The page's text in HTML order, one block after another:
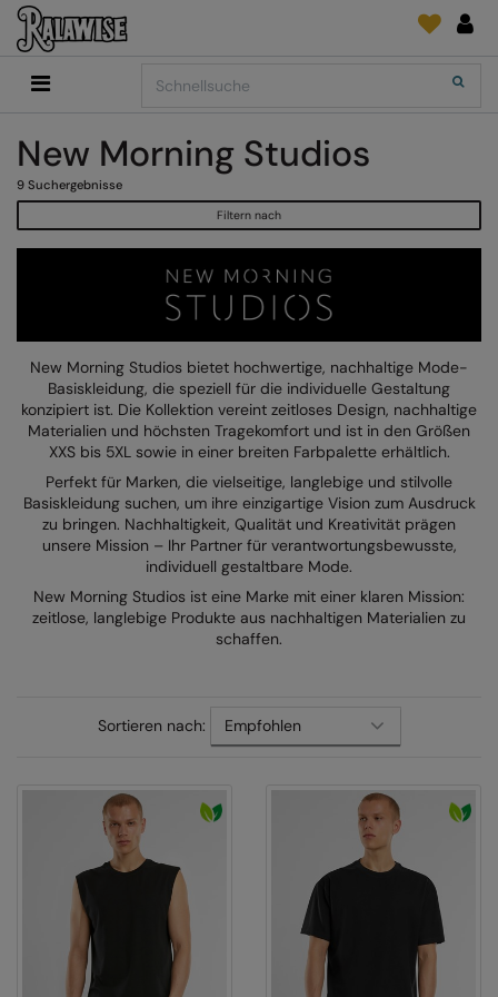
Back
FÜR DIESE SAISON
Druck- und Stickmaterial
Back
Add It On
Adidas
Anthem
AWDis Academy
AWDis Ecologie
AWDis Just Cool
AWDis Just Hoods
AWDis Just Polo's
AWDis Just T's
Bella+Canvas
Build Your Brand
Build Your Brand Basic
Build Your Brandit
Callaway
Back
Anthem
ARTG
Asquith & Fox
AWDis Just Hoods
B&C Collection
Babybugz
Bagbase
Beechfield
Craghoppers
Larkwood
Back Back
Digital Druck
Sticken
Transferpapiere
Marken
Back
Everyday Essentials
Madeira
RalaFlock
RalaJet
RalaMugs
Ready Range
Resolute Ink
Transfers
Back
SENDUNGSVERFOLGUNG
ANFRAGEN
NEWS
New Morning Studios
9 Suchergebnisse
Filtern nach
New Morning Studios bietet hochwertige, nachhaltige Mode-
Basiskleidung, die speziell für die individuelle Gestaltung
konzipiert ist. Die Kollektion vereint zeitloses Design, nachhaltige
Materialien und höchsten Tragekomfort und ist in den Größen
XXS bis 5XL sowie in einer breiten Farbpalette erhältlich.
Perfekt für Marken, die vielseitige, langlebige und stilvolle
Basiskleidung suchen, um ihre einzigartige Vision zum Ausdruck
zu bringen. Nachhaltigkeit, Qualität und Kreativität prägen
unsere Mission – Ihr Partner für verantwortungsbewusste,
individuell gestaltbare Mode.
New Morning Studios ist eine Marke mit einer klaren Mission:
zeitlose, langlebige Produkte aus nachhaltigen Materialien zu
schaffen.
Sortieren nach: